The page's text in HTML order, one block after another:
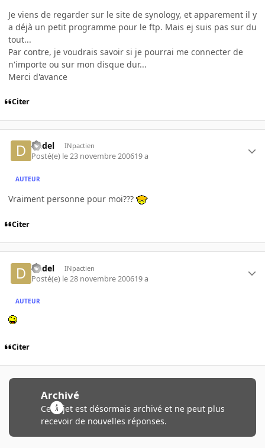
Je viens de regarder sur le site de synology, et apparement il y
a déjà un petit programme pour le ftp. Mais ej suis pas sur du
tout...
Par contre, je voudrais savoir si je pourrai me connecter de
n'importe ou sur mon disque dur...
Merci d'avance
Citer
Dedel INpactien
Posté(e) le 23 novembre 200619 a
AUTEUR
Vraiment personne pour moi???
Citer
Dedel INpactien
Posté(e) le 28 novembre 200619 a
AUTEUR
Citer
Archivé
Ce sujet est désormais archivé et ne peut plus
recevoir de nouvelles réponses.